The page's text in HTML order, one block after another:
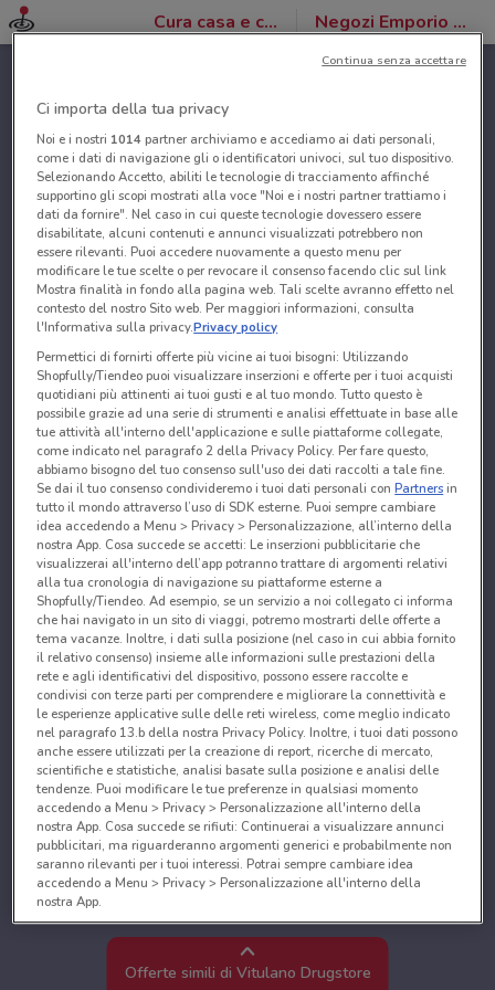
Cura casa e corpo Negozi Emporio Amato
Offerte simili di Vitulano Drugstore
Ci importa della tua privacy
Noi e i nostri 1014partner archiviamo e accediamo ai dati personali,
come i dati di navigazione gli o identificatori univoci, sul tuo dispositivo.
Selezionando Accetto, abiliti le tecnologie di tracciamento affinché
supportino gli scopi mostrati alla voce "Noi e i nostri partner trattiamo i
dati da fornire". Nel caso in cui queste tecnologie dovessero essere
disabilitate, alcuni contenuti e annunci visualizzati potrebbero non
essere rilevanti. Puoi accedere nuovamente a questo menu per
modificare le tue scelte o per revocare il consenso facendo clic sul link
Mostra finalità in fondo alla pagina web. Tali scelte avranno effetto nel
contesto del nostro Sito web. Per maggiori informazioni, consulta
l'Informativa sulla privacy.Privacy policy
Permettici di fornirti offerte più vicine ai tuoi bisogni: Utilizzando
Shopfully/Tiendeo puoi visualizzare inserzioni e offerte per i tuoi acquisti
quotidiani più attinenti ai tuoi gusti e al tuo mondo. Tutto questo è
possibile grazie ad una serie di strumenti e analisi effettuate in base alle
tue attività all'interno dell'applicazione e sulle piattaforme collegate,
come indicato nel paragrafo 2 della Privacy Policy. Per fare questo,
abbiamo bisogno del tuo consenso sull'uso dei dati raccolti a tale fine.
Se dai il tuo consenso condivideremo i tuoi dati personali conPartnersin
tutto il mondo attraverso l’uso di SDK esterne. Puoi sempre cambiare
idea accedendo a Menu > Privacy > Personalizzazione, all’interno della
nostra App. Cosa succede se accetti: Le inserzioni pubblicitarie che
visualizzerai all'interno dell’app potranno trattare di argomenti relativi
alla tua cronologia di navigazione su piattaforme esterne a
Shopfully/Tiendeo. Ad esempio, se un servizio a noi collegato ci informa
che hai navigato in un sito di viaggi, potremo mostrarti delle offerte a
tema vacanze. Inoltre, i dati sulla posizione (nel caso in cui abbia fornito
il relativo consenso) insieme alle informazioni sulle prestazioni della
rete e agli identificativi del dispositivo, possono essere raccolte e
condivisi con terze parti per comprendere e migliorare la connettività e
le esperienze applicative sulle delle reti wireless, come meglio indicato
nel paragrafo 13.b della nostra Privacy Policy. Inoltre, i tuoi dati possono
anche essere utilizzati per la creazione di report, ricerche di mercato,
scientifiche e statistiche, analisi basate sulla posizione e analisi delle
tendenze. Puoi modificare le tue preferenze in qualsiasi momento
accedendo a Menu > Privacy > Personalizzazione all'interno della
nostra App. Cosa succede se rifiuti: Continuerai a visualizzare annunci
pubblicitari, ma riguarderanno argomenti generici e probabilmente non
saranno rilevanti per i tuoi interessi. Potrai sempre cambiare idea
accedendo a Menu > Privacy > Personalizzazione all'interno della
nostra App.
Noi e i nostri partner trattiamo i dati per fornire:
Utilizzare dati di geolocalizzazione precisi. Scansione attiva delle
caratteristiche del dispositivo ai fini dell’identificazione. Archiviare
Continua senza accettare